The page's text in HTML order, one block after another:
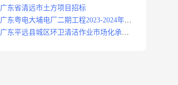
广东省清远市土方项目招标
广东粤电大埔电厂二期工程2023-2024年度
安保服务项目招标公告
广东平远县城区环卫清洁作业市场化承包